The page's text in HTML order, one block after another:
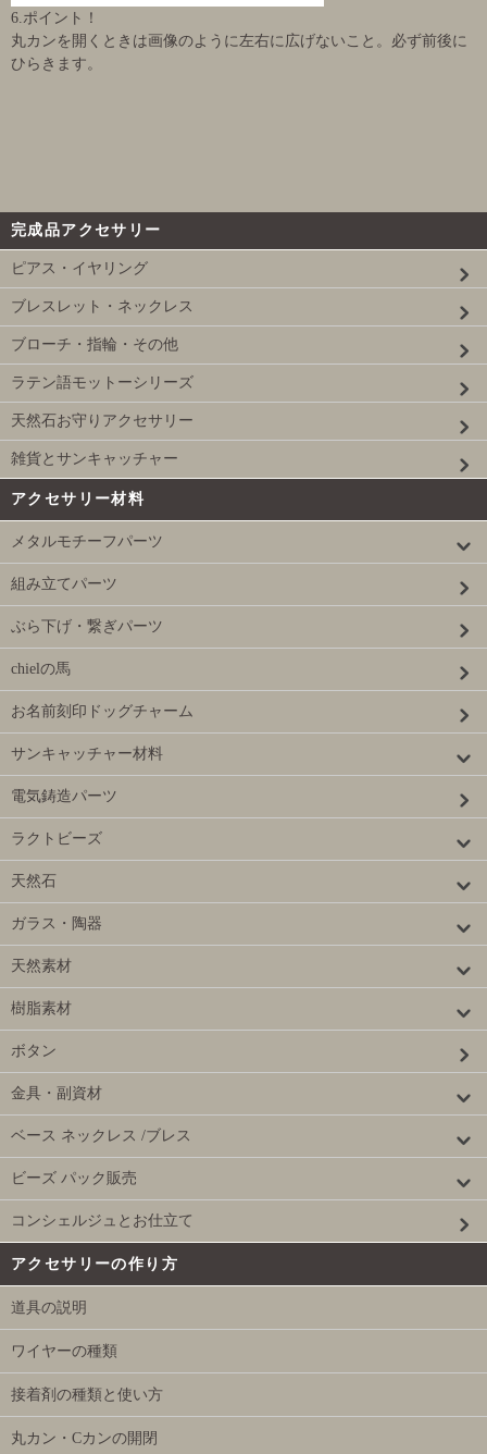
6.ポイント！
丸カンを開くときは画像のように左右に広げないこと。必ず前後に
ひらきます。
完成品アクセサリー
ピアス・イヤリング
ブレスレット・ネックレス
ブローチ・指輪・その他
ラテン語モットーシリーズ
天然石お守りアクセサリー
雑貨とサンキャッチャー
アクセサリー材料
メタルモチーフパーツ
組み立てパーツ
ぶら下げ・繋ぎパーツ
chielの馬
お名前刻印ドッグチャーム
サンキャッチャー材料
電気鋳造パーツ
ラクトビーズ
天然石
ガラス・陶器
天然素材
樹脂素材
ボタン
金具・副資材
ベース ネックレス /ブレス
ビーズ パック販売
コンシェルジュとお仕立て
アクセサリーの作り方
道具の説明
ワイヤーの種類
接着剤の種類と使い方
丸カン・Cカンの開閉